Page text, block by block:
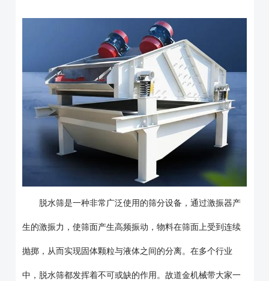
安博·体育（中国）
脱水筛是一种非常广泛使用的筛分设备，通过激振器产
生的激振力，使筛面产生高频振动，物料在筛面上受到连续
抛掷，从而实现固体颗粒与液体之间的分离。在多个行业
中，脱水筛都发挥着不可或缺的作用。故道金机械带大家一